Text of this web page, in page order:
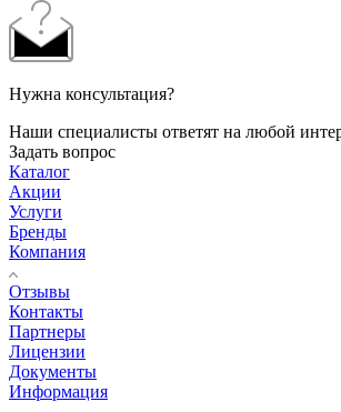
Нужна консультация?
Наши специалисты ответят на любой
Задать вопрос
Каталог
Акции
Услуги
Бренды
Компания
Отзывы
Контакты
Партнеры
Лицензии
Документы
Информация